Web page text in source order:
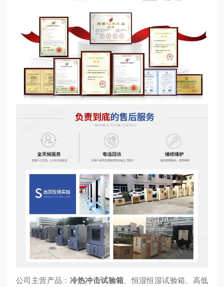
公司主营产品： 冷热冲击试验箱 、恒湿恒湿试验箱、高低